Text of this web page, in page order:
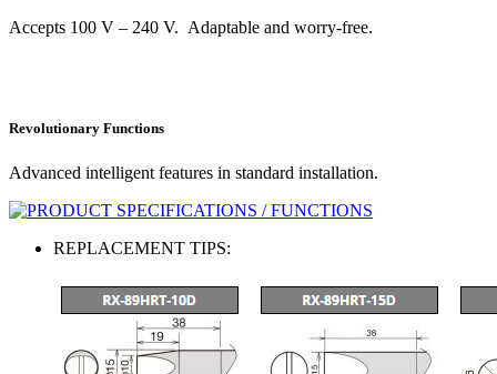
Accepts 100 V – 240 V. Adaptable and worry-free.
Revolutionary Functions
Advanced intelligent features in standard installation.
REPLACEMENT TIPS: